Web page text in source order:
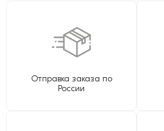
Отправка заказа по
России